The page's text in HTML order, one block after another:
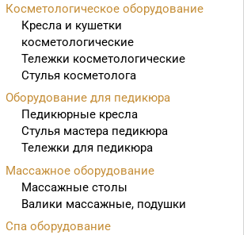
Косметологическое оборудование
Кресла и кушетки
косметологические
Тележки косметологические
Стулья косметолога
Оборудование для педикюра
Педикюрные кресла
Стулья мастера педикюра
Тележки для педикюра
Массажное оборудование
Массажные столы
Валики массажные, подушки
Спа оборудование